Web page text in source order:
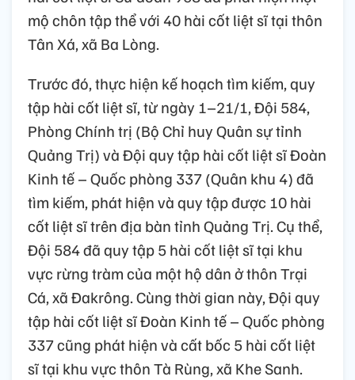
mộ chôn tập thể với 40 hài cốt liệt sĩ tại thôn
Tân Xá, xã Ba Lòng.
Trước đó, thực hiện kế hoạch tìm kiếm, quy
tập hài cốt liệt sĩ, từ ngày 1–21/1, Đội 584,
Phòng Chính trị (Bộ Chỉ huy Quân sự tỉnh
Quảng Trị) và Đội quy tập hài cốt liệt sĩ Đoàn
Kinh tế – Quốc phòng 337 (Quân khu 4) đã
tìm kiếm, phát hiện và quy tập được 10 hài
cốt liệt sĩ trên địa bàn tỉnh Quảng Trị. Cụ thể,
Đội 584 đã quy tập 5 hài cốt liệt sĩ tại khu
vực rừng tràm của một hộ dân ở thôn Trại
Cá, xã Đakrông. Cùng thời gian này, Đội quy
tập hài cốt liệt sĩ Đoàn Kinh tế – Quốc phòng
337 cũng phát hiện và cất bốc 5 hài cốt liệt
sĩ tại khu vực thôn Tà Rùng, xã Khe Sanh.